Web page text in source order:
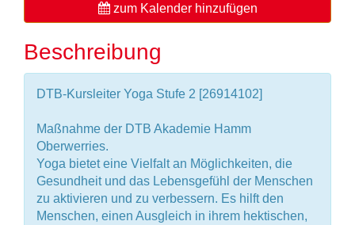
zum Kalender hinzufügen
Beschreibung
DTB-Kursleiter Yoga Stufe 2 [26914102]
Maßnahme der DTB Akademie Hamm
Oberwerries.
Yoga bietet eine Vielfalt an Möglichkeiten, die
Gesundheit und das Lebensgefühl der Menschen
zu aktivieren und zu verbessern. Es hilft den
Menschen, einen Ausgleich in ihrem hektischen,